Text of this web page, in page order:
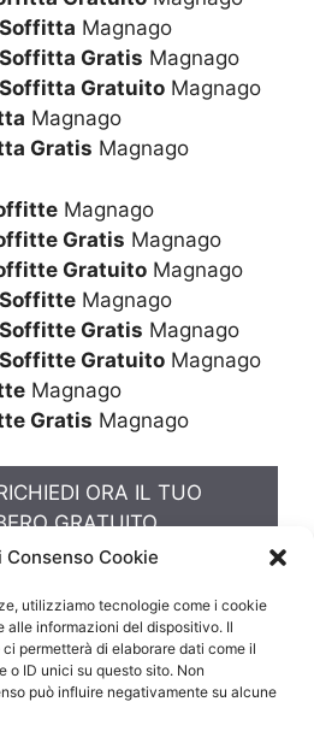
Consenso Cookie
utilizziamo tecnologie come i cookie
alle informazioni del dispositivo. Il
permetterà di elaborare dati come il
o ID unici su questo sito. Non
può influire negativamente su alcune
Magnago
Gratis Magnago
Gratuito Magnago
Magnago
Gratis Magnago
Magnago
Gratis Magnago
Gratuito Magnago
Magnago
Gratis Magnago
Gratuito Magnago
Magnago
Gratis Magnago
ORA IL TUO
GRATUITO
Mansarda